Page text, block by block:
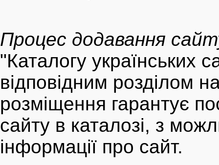
Процес додавання
"Каталогу українських
відповідним розділом
розміщення гарантує
сайту в каталозі, з
інформації про сайт.